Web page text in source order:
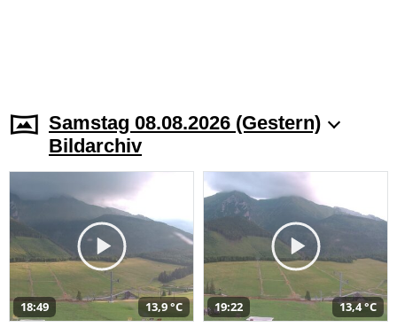
Samstag 08.08.2026 (Gestern)
Bildarchiv
18:49 13,9 °C 19:22 13,4 °C